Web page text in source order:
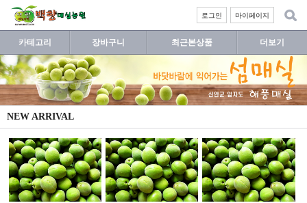
마이페이지
로그인
카테고리 장바구니 최근본상품 더보기
NEW ARRIVAL